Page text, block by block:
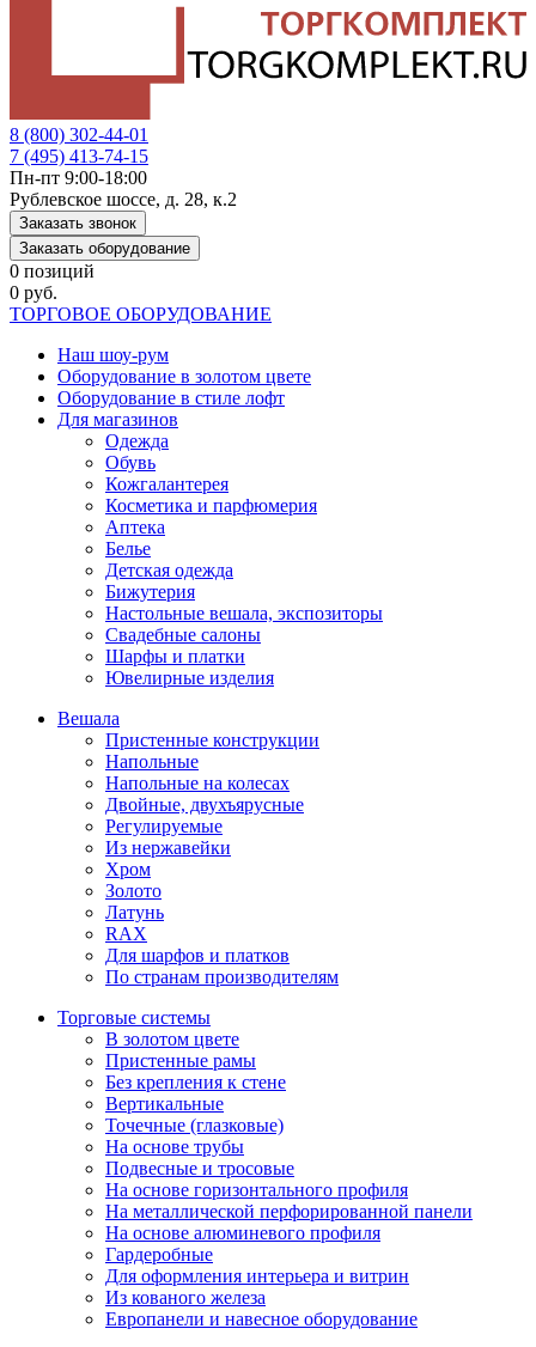
8 (800) 302-44-01
7 (495) 413-74-15
Пн-пт 9:00-18:00
Рублевское шоссе, д. 28, к.2
Заказать звонок
Заказать оборудование
0 позиций
0 руб.
ТОРГОВОЕ ОБОРУДОВАНИЕ
Наш шоу-рум
Оборудование в золотом цвете
Оборудование в стиле лофт
Для магазинов
Одежда
Обувь
Кожгалантерея
Косметика и парфюмерия
Аптека
Белье
Детская одежда
Бижутерия
Настольные вешала, экспозиторы
Свадебные салоны
Шарфы и платки
Ювелирные изделия
Вешала
Пристенные конструкции
Напольные
Напольные на колесах
Двойные, двухъярусные
Регулируемые
Из нержавейки
Хром
Золото
Латунь
RAX
Для шарфов и платков
По странам производителям
Торговые системы
В золотом цвете
Пристенные рамы
Без крепления к стене
Вертикальные
Точечные (глазковые)
На основе трубы
Подвесные и тросовые
На основе горизонтального профиля
На металлической перфорированной панели
На основе алюминевого профиля
Гардеробные
Для оформления интерьера и витрин
Из кованого железа
Европанели и навесное оборудование